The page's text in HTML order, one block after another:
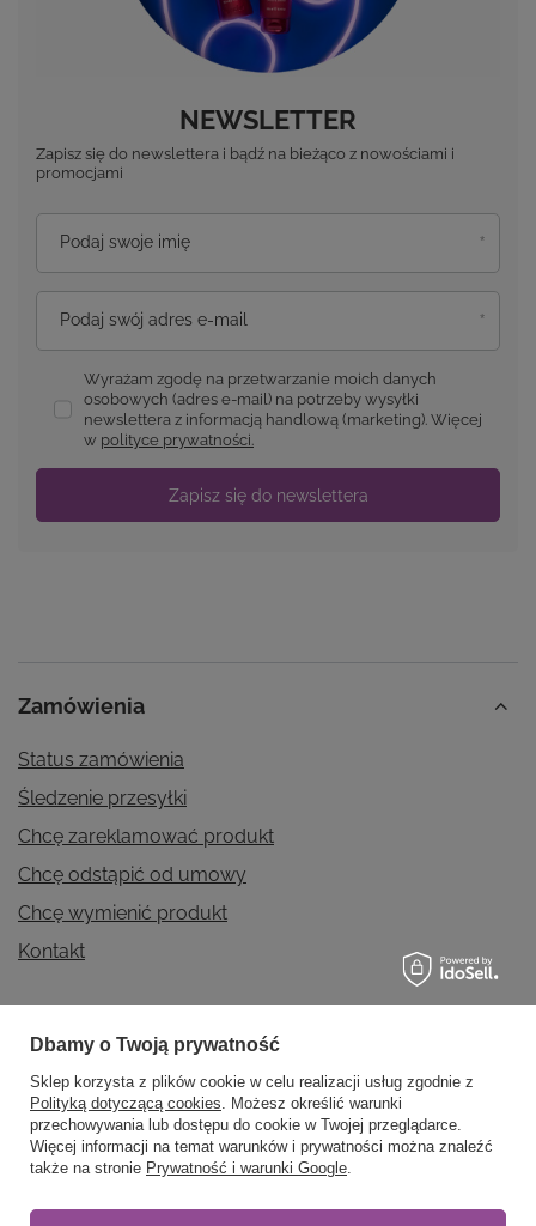
NEWSLETTER
Zapisz się do newslettera i bądź na bieżąco z nowościami i
promocjami
Podaj swoje imię
Podaj swój adres e-mail
Wyrażam zgodę na przetwarzanie moich danych
osobowych (adres e-mail) na potrzeby wysyłki
newslettera z informacją handlową (marketing). Więcej
w polityce prywatności.
Zapisz się do newslettera
Zamówienia
Status zamówienia
Śledzenie przesyłki
Chcę zareklamować produkt
Chcę odstąpić od umowy
Chcę wymienić produkt
Kontakt
Konto
Regulaminy
Dbamy o Twoją prywatność
Sklep korzysta z plików cookie w celu realizacji usług zgodnie z
Polityką dotyczącą cookies. Możesz określić warunki
przechowywania lub dostępu do cookie w Twojej przeglądarce.
Więcej informacji na temat warunków i prywatności można znaleźć
także na stronie Prywatność i warunki Google.